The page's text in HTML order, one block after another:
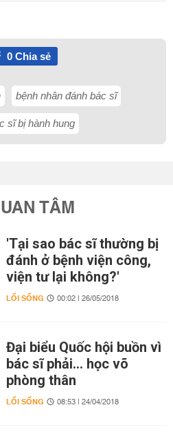
0Chia sẻ
bệnh nhân đánh bác sĩ
sĩ bị hành hung
TÂM
'Tại sao bác sĩ thường bị
đánh ở bệnh viện công,
viện tư lại không?'
LỐI SỐNG 00:02 | 26/05/2018
Đại biểu Quốc hội buồn vì
bác sĩ phải... học võ
phòng thân
LỐI SỐNG 08:53 | 24/04/2018